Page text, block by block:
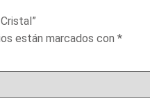
están marcados con *